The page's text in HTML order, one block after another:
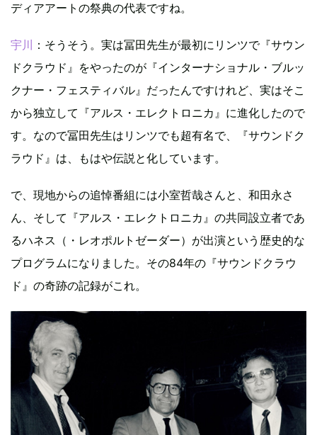
ディアアートの祭典の代表ですね。
宇川
：そうそう。実は冨田先生が最初にリンツで『サウン
ドクラウド』をやったのが『インターナショナル・ブルッ
クナー・フェスティバル』だったんですけれど、実はそこ
から独立して『アルス・エレクトロニカ』に進化したので
す。なので冨田先生はリンツでも超有名で、『サウンドク
ラウド』は、もはや伝説と化しています。
で、現地からの追悼番組には小室哲哉さんと、和田永さ
ん、そして『アルス・エレクトロニカ』の共同設立者であ
るハネス（・レオポルトゼーダー）が出演という歴史的な
プログラムになりました。その84年の『サウンドクラウ
ド』の奇跡の記録がこれ。